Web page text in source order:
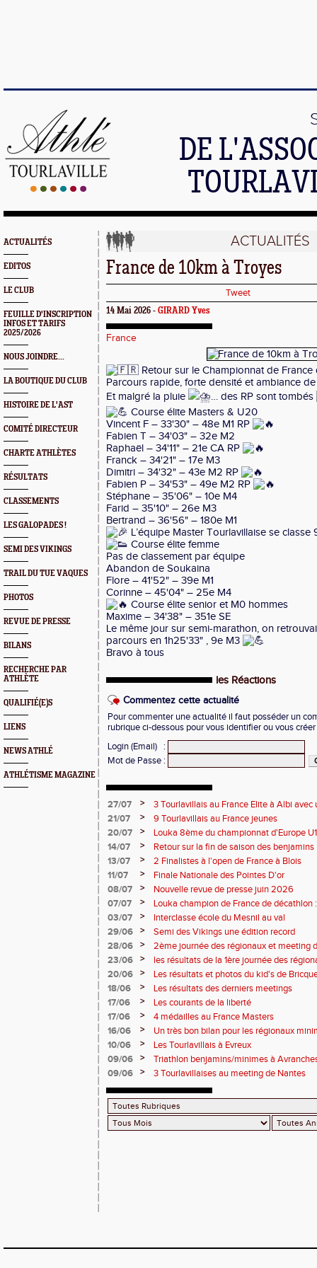
DE
ACTUALITÉS
EDITOS
LE CLUB
FEUILLE D'INSCRIPTION
INFOS ET TARIFS
2025/2026
NOUS JOINDRE...
LA BOUTIQUE DU CLUB
HISTOIRE DE L'AST
COMITÉ DIRECTEUR
CHARTE ATHLÈTES
RÉSULTATS
CLASSEMENTS
LES GALOPADES !
SEMI DES VIKINGS
TRAIL DU TUE VAQUES
PHOTOS
REVUE DE PRESSE
BILANS
RECHERCHE PAR
ATHLÈTE
QUALIFIÉ(E)S
LIENS
NEWS ATHLÉ
ATHLÉTISME MAGAZINE
ACTUALITÉS
France de 10km à Troyes
Tweet
14 Mai 2026 - GIRARD Yves
France
Retour sur le Championnat de France
Parcours rapide, forte densité et ambiance
Et malgré la pluie
… des RP sont tombés
Course élite Masters & U20
Vincent F – 33'30" – 48e M1 RP
Fabien T – 34'03" – 32e M2
Raphaël – 34'11" – 21e CA RP
Franck – 34'21" – 17e M3
Dimitri – 34'32" – 43e M2 RP
Fabien P – 34'53" – 49e M2 RP
Stéphane – 35'06" – 10e M4
Farid – 35'10" – 26e M3
Bertrand – 36'56" – 180e M1
L’équipe Master Tourlavillaise se classe
Course élite femme
Pas de classement par équipe
Abandon de Soukaina
Flore – 41'52" – 39e M1
Corinne – 45'04" – 25e M4
Course élite senior et M0 hommes
Maxime – 34'38" – 351e SE
Le même jour sur semi-marathon, on
parcours en 1h25'33" , 9e M3
Bravo à tous
les Réactions
Commentez cette actualité
Pour commenter une actualité il faut posséder un
rubrique ci-dessous pour vous identifier ou vous
Login (Email)
:
Mot de Passe :
27/07 >
3 Tourlavillais au France Elite à Albi
Juliette
21/07 >
9 Tourlavillais au France jeunes
20/07
>
Louka 8ème du championnat d'Europe
14/07
>
Retour sur la fin de saison des benjamins
13/07
>
2 Finalistes à l'open de France à Blois
11/07
>
Finale Nationale des Pointes D'or
08/07
>
Nouvelle revue de presse juin 2026
07/07
>
Louka champion de France de décathlon
points !
03/07 >
Interclasse école du Mesnil au val
29/06
>
Semi des Vikings une édition record
28/06
>
2ème journée des régionaux et meeting
23/06
>
les résultats de la 1ère journée des
2 titres
20/06 >
Les résultats et photos du kid's de
18/06
>
Les résultats des derniers meetings
17/06
>
Les courants de la liberté
17/06
>
4 médailles au France Masters
16/06
>
Un très bon bilan pour les régionaux
10/06
>
Les Tourlavillais à Evreux
09/06
>
Triathlon benjamins/minimes à
09/06
> 3 Tourlavillaises au meeting de Nantes